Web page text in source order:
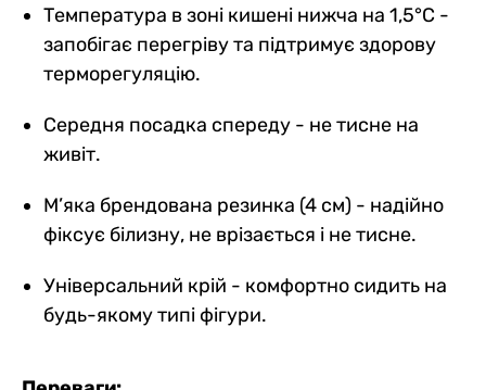
Температура в зоні кишені нижча на 1,5°C -
запобігає перегріву та підтримує здорову
терморегуляцію.
Середня посадка спереду - не тисне на
живіт.
М’яка брендована резинка (4 см) - надійно
фіксує білизну, не врізається і не тисне.
Універсальний крій - комфортно сидить на
будь-якому типі фігури.